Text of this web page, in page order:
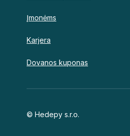
Įmonėms
Karjera
Dovanos kuponas
© Hedepy s.r.o.